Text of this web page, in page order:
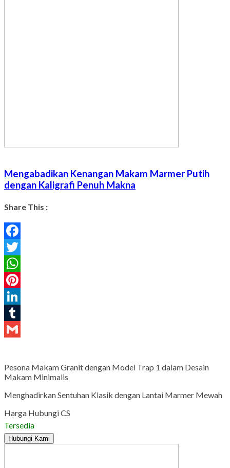
Mengabadikan Kenangan Makam Marmer Putih
dengan Kaligrafi Penuh Makna
Share This :
Facebook
Twitter
WhatsApp
Pinterest
LinkedIn
Tumblr
Pesona Makam Granit dengan Model Trap 1 dalam Desain
Makam Minimalis
Menghadirkan Sentuhan Klasik dengan Lantai Marmer Mewah
Harga Hubungi CS
Tersedia
Hubungi Kami